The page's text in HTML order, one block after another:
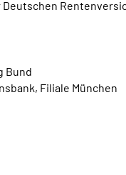
Bund
Filiale München